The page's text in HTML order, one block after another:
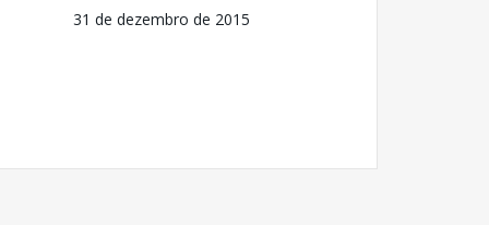
31 de dezembro de 2015